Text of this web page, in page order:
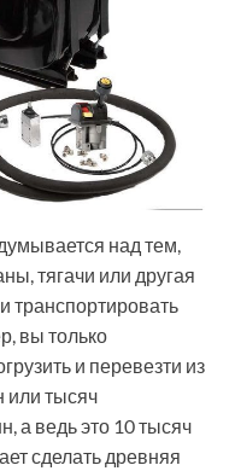
над тем,
тягачи или другая
транспортировать
вы только
и перевезти из
или тысяч
а ведь это 10 тысяч
сделать древняя